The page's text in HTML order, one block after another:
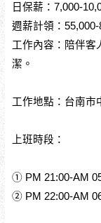
日保薪：7,000-
週薪計領：55,000-
工作內容：陪伴客
潔。
工作地點：台南市
上班時段：
① PM 21:00-AM
② PM 22:00-AM